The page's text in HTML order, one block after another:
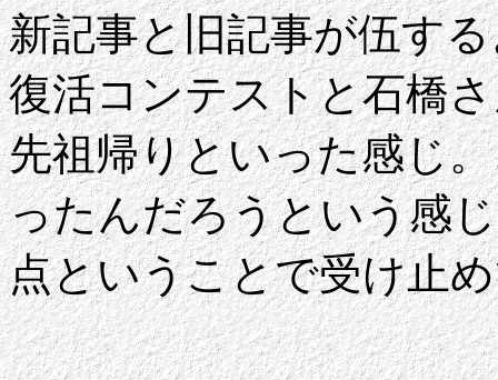
新記事と旧記事が伍す
復活コンテストと石橋
先祖帰りといった感じ
ったんだろうという感
点ということで受け止